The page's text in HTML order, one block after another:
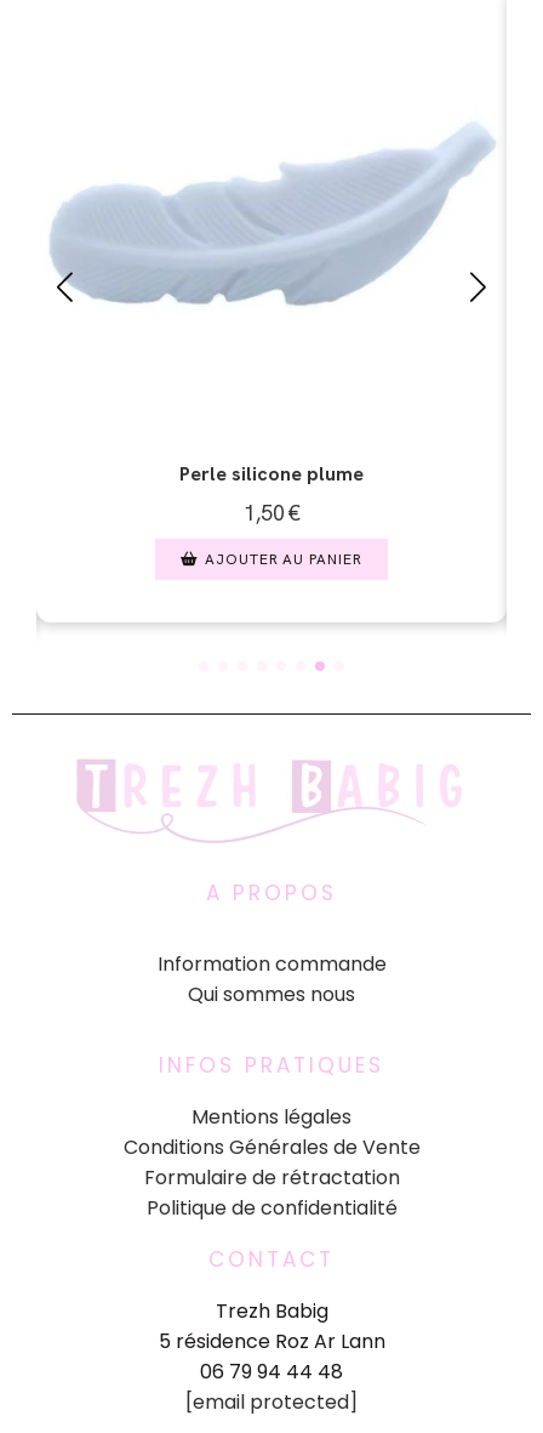
Perle silicone tête de renard
1,50€
AJOUTER AU PANIER
A PROPOS
Information commande
Qui sommes nous
INFOS PRATIQUES
Mentions légales
Conditions Générales de Vente
Formulaire de rétractation
Politique de confidentialité
CONTACT
Trezh Babig
5 résidence Roz Ar Lann
06 79 94 44 48
[email protected]